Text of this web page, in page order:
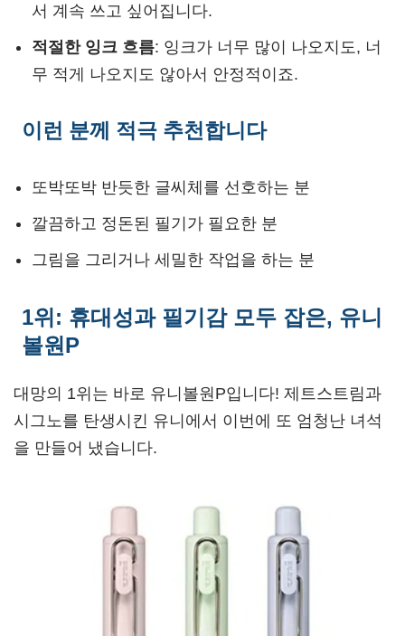
서 계속 쓰고 싶어집니다.
적절한 잉크 흐름: 잉크가 너무 많이 나오지도, 너
무 적게 나오지도 않아서 안정적이죠.
이런 분께 적극 추천합니다
또박또박 반듯한 글씨체를 선호하는 분
깔끔하고 정돈된 필기가 필요한 분
그림을 그리거나 세밀한 작업을 하는 분
1위: 휴대성과 필기감 모두 잡은, 유니
볼원P
대망의 1위는 바로 유니볼원P입니다! 제트스트림과
시그노를 탄생시킨 유니에서 이번에 또 엄청난 녀석
을 만들어 냈습니다.